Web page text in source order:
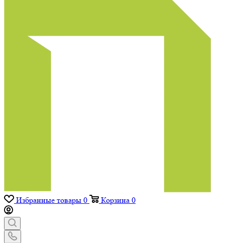
Избранные товары 0 Корзина 0